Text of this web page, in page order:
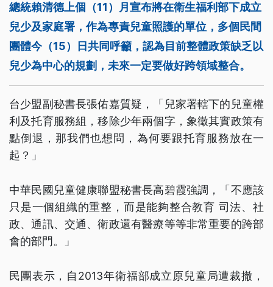
總統賴清德上個（11）月宣布將在衛生福利部下成立
兒少及家庭署，作為專責兒童照護的單位，多個民間
團體今（15）日共同呼籲，認為目前整體政策缺乏以
兒少為中心的規劃，未來一定要做好跨領域整合。
台少盟副秘書長張佑嘉質疑，「兒家署轄下的兒童權
利及托育服務組，移除少年兩個字，象徵其實政策有
點倒退，那我們也想問，為何要跟托育服務放在一
起？」
中華民國兒童健康聯盟秘書長高碧霞強調，「不應該
只是一個組織的重整，而是能夠整合教育 司法、社
政、通訊、交通、衛政還有醫療等等非常重要的跨部
會的部門。」
民團表示，自2013年衛福部成立原兒童局遭裁撤，